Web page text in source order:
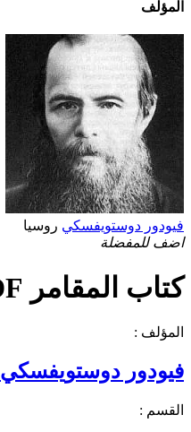
المؤلف
فيودور دوستويفسكي روسيا
اضف للمفضلة
كتاب المقامر PDF
المؤلف :
فيودور دوستويفسكي
القسم :